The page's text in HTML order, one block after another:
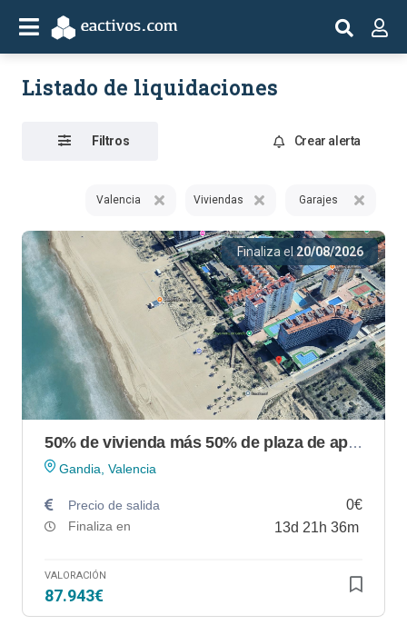
Listado de liquidaciones
Filtros Crear alerta
Valencia Viviendas Garajes
Finaliza el20/08/2026
50% de vivienda más 50% de plaza de aparcamiento en "Complejo Aiguablava" en Playa de Gandía (Valencia)
Gandia, Valencia
Precio de salida 0€
Finaliza en 13d 21h 36m
VALORACIÓN
87.943€